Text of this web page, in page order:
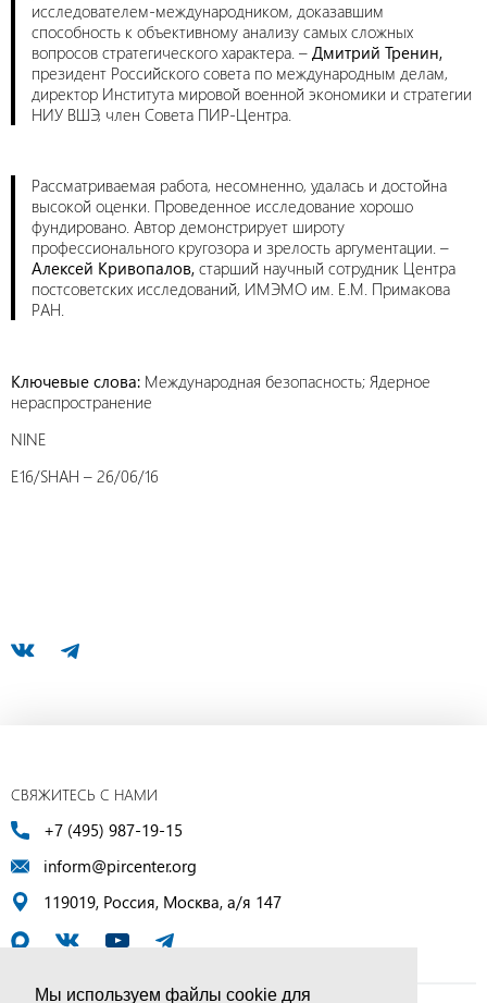
Мы используем файлы cookie для
исследователем-международником, доказавшим
способность к объективному анализу самых сложных
вопросов стратегического характера. – Дмитрий Тренин,
президент Российского совета по международным делам,
директор Института мировой военной экономики и стратегии
НИУ ВШЭ, член Совета ПИР-Центра.
Рассматриваемая работа, несомненно, удалась и достойна
высокой оценки. Проведенное исследование хорошо
фундировано. Автор демонстрирует широту
профессионального кругозора и зрелость аргументации. –
Алексей Кривопалов,старший научный сотрудник Центра
постсоветских исследований, ИМЭМО им. Е.М. Примакова
РАН.
Ключевые слова: Международная безопасность; Ядерное
нераспространение
NINE
E16/SHAH – 26/06/16
СВЯЖИТЕСЬ С НАМИ
+7 (495) 987-19-15
inform@pircenter.org
119019, Россия, Москва, а/я 147